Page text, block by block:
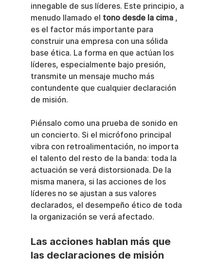
innegable de sus líderes. Este principio, a
menudo llamado el tono desde la cima ,
es el factor más importante para
construir una empresa con una sólida
base ética. La forma en que actúan los
líderes, especialmente bajo presión,
transmite un mensaje mucho más
contundente que cualquier declaración
de misión.
Piénsalo como una prueba de sonido en
un concierto. Si el micrófono principal
vibra con retroalimentación, no importa
el talento del resto de la banda: toda la
actuación se verá distorsionada. De la
misma manera, si las acciones de los
líderes no se ajustan a sus valores
declarados, el desempeño ético de toda
la organización se verá afectado.
Las acciones hablan más que
las declaraciones de misión